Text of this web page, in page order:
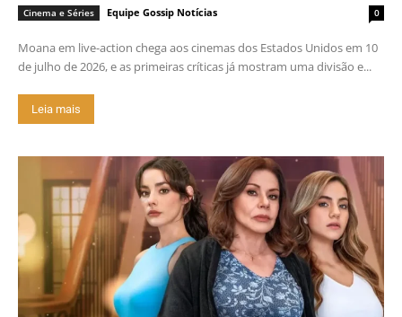
Cinema e Séries Equipe Gossip Notícias 0
Moana em live-action chega aos cinemas dos Estados Unidos em 10
de julho de 2026, e as primeiras críticas já mostram uma divisão e...
Leia mais